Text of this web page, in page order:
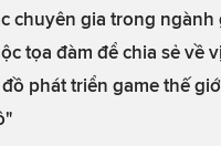
chuyên gia trong ngành
tọa đàm để chia sẻ về
phát triển game thế